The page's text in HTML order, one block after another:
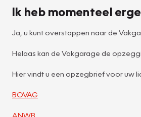
Ik heb momenteel
Ja, u kunt overstappen naar de
Helaas kan de Vakgarage de
Hier vindt u een opzegbrief voor uw
BOVAG
ANWB